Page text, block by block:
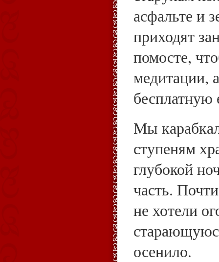
асфальте и
приходят
помосте,
медитации,
бесплатную
Мы
ступеням
глубокой
часть.
не хотели
осенило.